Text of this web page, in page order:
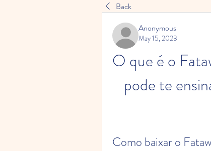
Back
Anonymous
May 15, 2023
O que é o
pode te
Como baixar o